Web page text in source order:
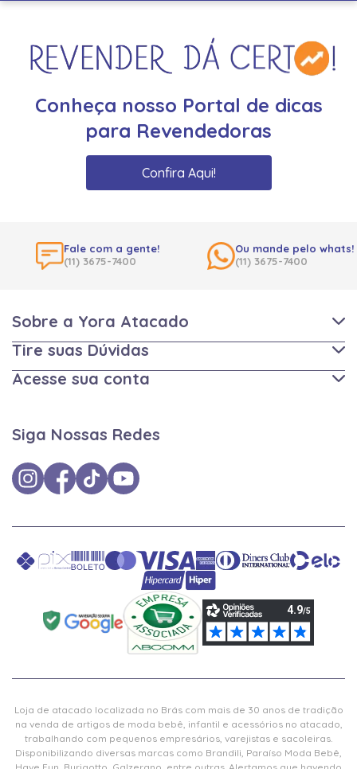
Conheça nosso Portal de dicas
para Revendedoras
Confira Aqui!
Fale com a gente!
(11) 3675-7400
Ou mande pelo whats!
(11) 3675-7400
Sobre a Yora Atacado
Tire suas Dúvidas
Acesse sua conta
Siga Nossas Redes
Loja de atacado localizada no Brás com mais de 30 anos de tradição
na venda de artigos de moda bebê, infantil e acessórios no atacado,
trabalhando com pequenos empresários, varejistas e sacoleiras.
Disponibilizando diversas marcas como Brandili, Paraíso Moda Bebê,